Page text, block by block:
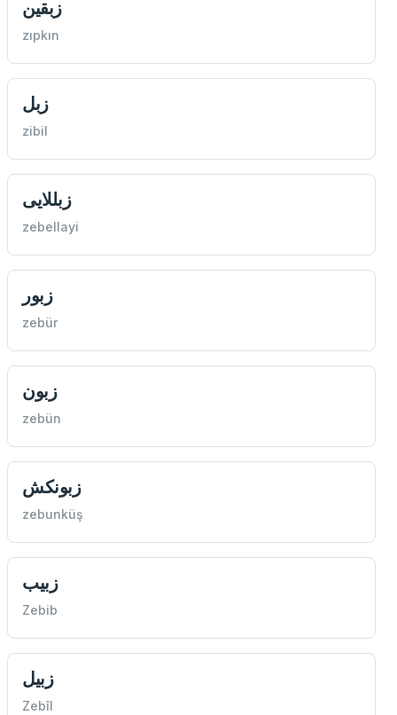
زبقین
zıpkın
زبل
zibil
زبللایی
zebellayi
زبور
zebür
زبون
zebün
زبونكش
zebunküş
زبیب
Zebib
زبیل
Zebîl